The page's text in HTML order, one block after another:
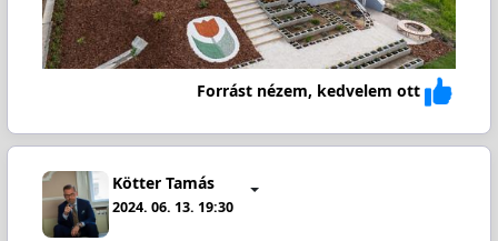
Forrást nézem, kedvelem ott
Kötter Tamás
2024. 06. 13. 19:30